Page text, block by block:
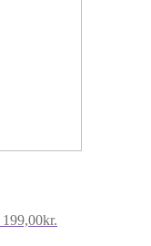
199,00kr.